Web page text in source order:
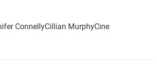
ConnellyCillian MurphyCine